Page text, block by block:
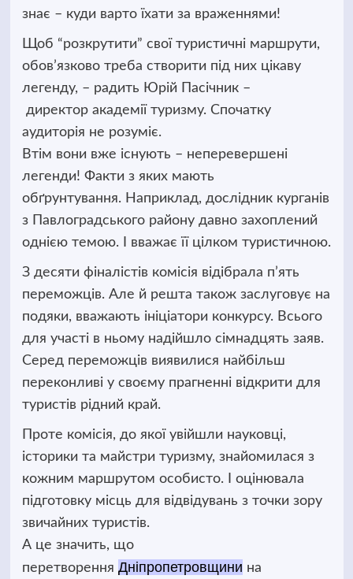
знає – куди варто їхати за враженнями!
Щоб “розкрутити” свої туристичні маршрути,
обов’язково треба створити під них цікаву
легенду, – радить Юрій Пасічник –
директор академії туризму. Спочатку
аудиторія не розуміє.
Втім вони вже існують – неперевершені
легенди! Факти з яких мають
обґрунтування. Наприклад, дослідник курганів
з Павлоградського району давно захоплений
однією темою. І вважає її цілком туристичною.
З десяти фіналістів комісія відібрала п’ять
переможців. Але й решта також заслуговує на
подяки, вважають ініціатори конкурсу. Всього
для участі в ньому надійшло сімнадцять заяв.
Серед переможців виявилися найбільш
переконливі у своєму прагненні відкрити для
туристів рідний край.
Проте комісія, до якої увійшли науковці,
історики та майстри туризму, знайомилася з
кожним маршрутом особисто. І оцінювала
підготовку місць для відвідувань з точки зору
звичайних туристів.
А це значить, що
перетворення Дніпропетровщини на